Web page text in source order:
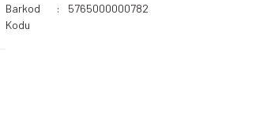
Barkod
Kodu
5765000000782